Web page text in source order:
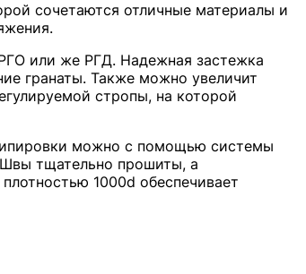
сочетаются отличные материалы и
или же РГД. Надежная застежка
гранаты. Также можно увеличит
стропы, на которой
можно с помощью системы
тщательно прошиты, а
1000d обеспечивает